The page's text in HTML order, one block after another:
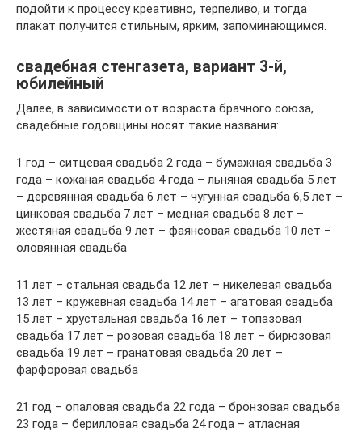
подойти к процессу креативно, терпеливо, и тогда
плакат получится стильным, ярким, запоминающимся.
свадебная стенгазета, вариант 3-й,
юбилейный
Далее, в зависимости от возраста брачного союза,
свадебные годовщины носят такие названия:
1 год – ситцевая свадьба 2 года – бумажная свадьба 3
года – кожаная свадьба 4 года – льняная свадьба 5 лет
– деревянная свадьба 6 лет – чугунная свадьба 6,5 лет –
цинковая свадьба 7 лет – медная свадьба 8 лет –
жестяная свадьба 9 лет – фаянсовая свадьба 10 лет –
оловянная свадьба
11 лет – стальная свадьба 12 лет – никелевая свадьба
13 лет – кружевная свадьба 14 лет – агатовая свадьба
15 лет – хрустальная свадьба 16 лет – топазовая
свадьба 17 лет – розовая свадьба 18 лет – бирюзовая
свадьба 19 лет – гранатовая свадьба 20 лет –
фарфоровая свадьба
21 год – опаловая свадьба 22 года – бронзовая свадьба
23 года – берилловая свадьба 24 года – атласная